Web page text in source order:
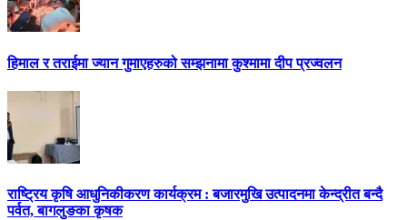
हिमाल र तराईमा ज्यान गुमाएहरुको सम्झनामा कुश्मामा दीप प्रज्वलन
राष्ट्रिय कृषि आधुनिकीकरण कार्यक्रम : बजारमुखि उत्पादनमा केन्द्रीत बन्दै
पर्वत, बागलुङका कृषक